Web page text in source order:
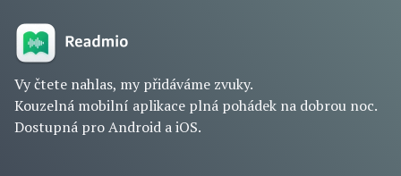
Vy čtete nahlas, my přidáváme zvuky.
Kouzelná mobilní aplikace plná pohádek na dobrou noc.
Dostupná pro Android a iOS.